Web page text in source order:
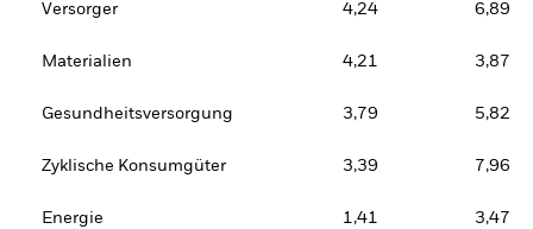
Versorger 4,24 6,89
Materialien 4,21 3,87
Gesundheitsversorgung 3,79 5,82
Zyklische Konsumgüter 3,39 7,96
Energie 1,41 3,47